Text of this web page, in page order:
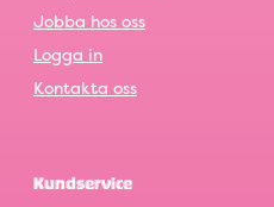
Jobba hos oss
Logga in
Kontakta oss
Kundservice